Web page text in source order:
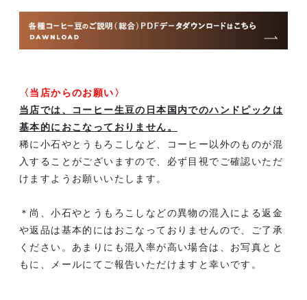
〈当店からのお願い〉
当店では、コーヒー生豆の日本国内でのハンドピックは
基本的におこなっておりません。
稀に小石やとうもろこしなど、コーヒー以外のものが混
入することがございますので、必ず目視でご確認いただ
けますようお願いいたします。
＊尚、小石やとうもろこしなどの異物の混入による返金
や返品は基本的にはおこなっておりませんので、ご了承
ください。あまりにも混入率が高い場合は、お写真とと
もに、メールにてご報告いただけますと幸いです。